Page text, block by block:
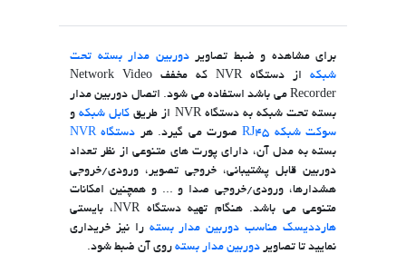
برای مشاهده و ضبط تصاویردوربین مدار بسته تحت
شبکه
از دستگاه NVR که مخفف Network Video
Recorder می باشد استفاده می شود. اتصال دوربین مدار
بسته تحت شبکه به دستگاه NVR از طریق
کابل شبکهو
سوکت شبکه RJ45
صورت می گیرد. هر دستگاه NVR
بسته به مدل آن، دارای پورت های متنوعی از نظر تعداد
دوربین قابل پشتیبانی، خروجی تصویر، ورودی/خروجی
هشدارها، ورودی/خروجی صدا و ... و همچنین امکانات
متنوعی می باشد. هنگام تهیه دستگاه NVR، بایستی
هارددیسک مناسب دوربین مدار بسته را نیز خریداری
نمایید تا تصاویر دوربین مدار بسته روی آن ضبط شود.